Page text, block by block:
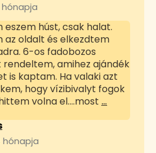
hónapja
eszem húst, csak halat.
az oldalt és elkezdtem
6-os fadobozos
amihez ajándék
is kaptam. Ha valaki azt
hogy vízibivalyt fogok
volna el....most …
hónapja